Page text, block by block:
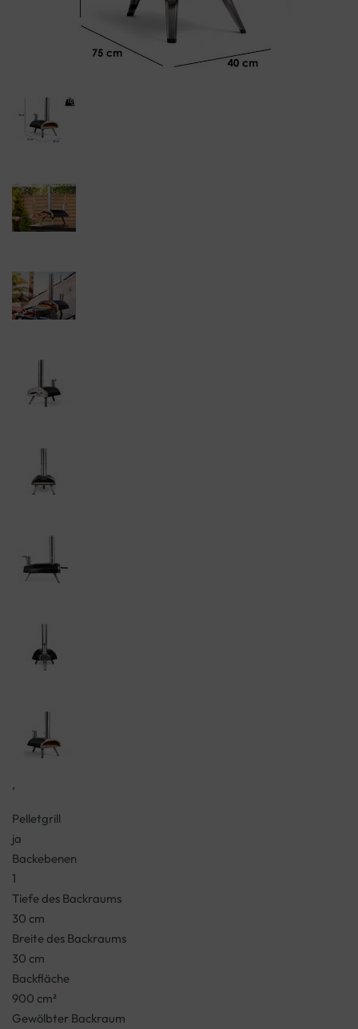
,
Pelletgrill
ja
Backebenen
1
Tiefe des Backraums
30 cm
Breite des Backraums
30 cm
Backfläche
900 cm²
Gewölbter Backraum